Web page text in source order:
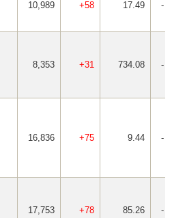
10,989 +58 17.49 -
8,353 +31 734.08 -
16,836 +75 9.44 -
17,753 +78 85.26 -